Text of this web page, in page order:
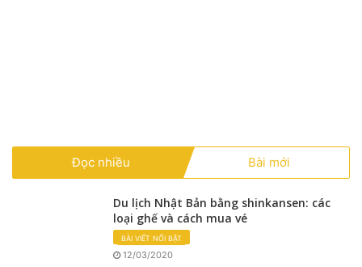
Đọc nhiều Bài mới
Du lịch Nhật Bản bằng shinkansen: các
loại ghế và cách mua vé
BÀI VIẾT NỔI BẬT
12/03/2020